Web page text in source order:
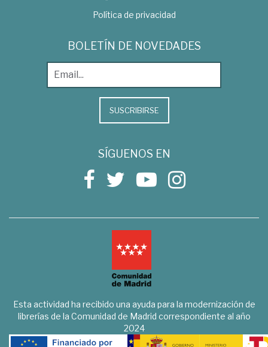
Política de privacidad
BOLETÍN DE NOVEDADES
SUSCRIBIRSE
SÍGUENOS EN
Esta actividad ha recibido una ayuda para la modernización de
librerías de la Comunidad de Madrid correspondiente al año
2024